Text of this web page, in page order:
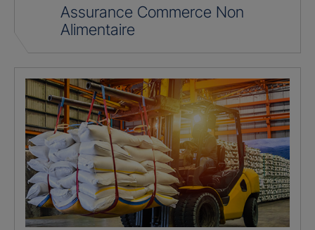
Assurance Commerce Non
Alimentaire